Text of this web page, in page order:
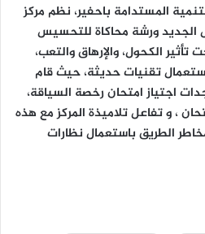
المستدامة باحفير، نظم مركز
الجديد ورشة محاكاة للتحسيس
الكحول، والإرهاق والتعب،
تقنيات حديثة، حيث قام
اجتياز امتحان رخصة السياقة،
، و تفاعل تلاميذة المركز مع هذه
الطريق باستعمال نظارات